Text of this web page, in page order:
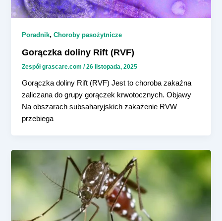
Poradnik,Choroby pasożytnicze
Gorączka doliny Rift (RVF)
Zespół grascare.com/26 listopada, 2025
Gorączka doliny Rift (RVF) Jest to choroba zakaźna
zaliczana do grupy gorączek krwotocznych. Objawy
Na obszarach subsaharyjskich zakażenie RVW
przebiega